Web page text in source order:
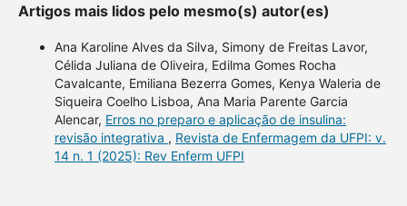
Artigos mais lidos pelo mesmo(s) autor(es)
Ana Karoline Alves da Silva, Simony de Freitas Lavor,
Célida Juliana de Oliveira, Edilma Gomes Rocha
Cavalcante, Emiliana Bezerra Gomes, Kenya Waleria de
Siqueira Coelho Lisboa, Ana Maria Parente Garcia
Alencar, Erros no preparo e aplicação de insulina:
revisão integrativa , Revista de Enfermagem da UFPI: v.
14 n. 1 (2025): Rev Enferm UFPI